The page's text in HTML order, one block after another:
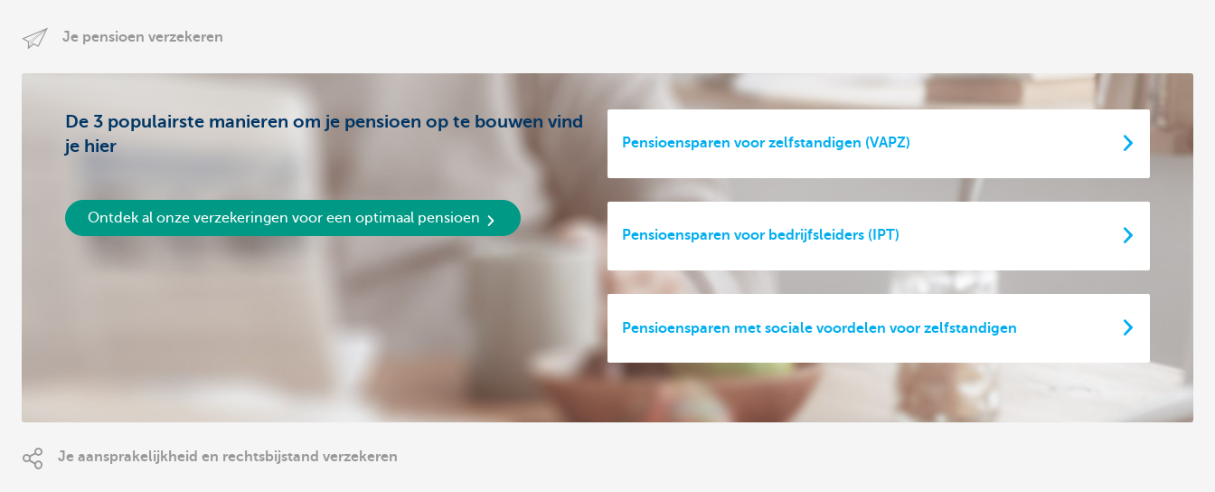
Je pensioen verzekeren
De 3 populairste manieren om je pensioen op te bouwen vind
je hier
Ontdek al onze verzekeringen voor een optimaal pensioen
Pensioensparen voor zelfstandigen (VAPZ)
Pensioensparen voor bedrijfsleiders (IPT)
Pensioensparen met sociale voordelen voor zelfstandigen
Je aansprakelijkheid en rechtsbijstand verzekeren